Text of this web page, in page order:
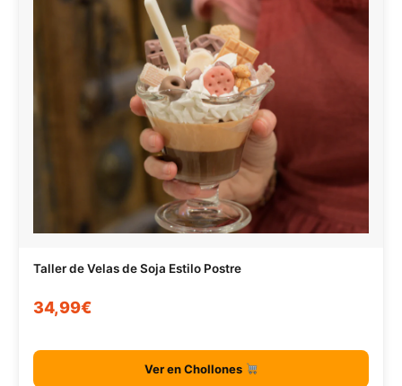
Taller de Velas de Soja Estilo Postre
34,99€
Ver en Chollones